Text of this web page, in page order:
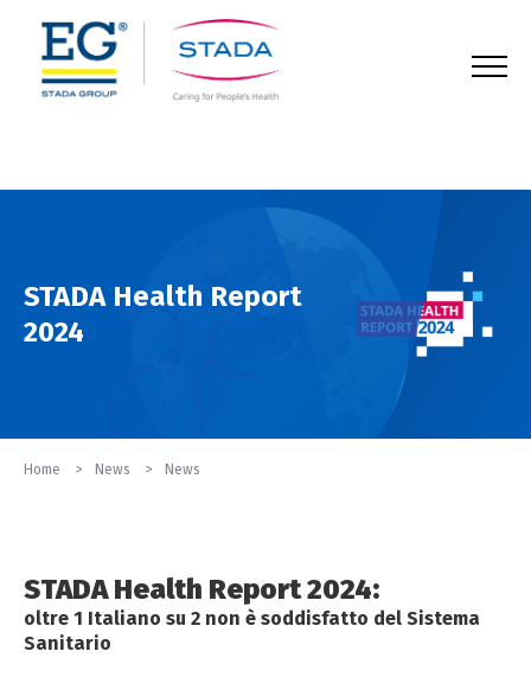
STADA Health Report
2024
Home News News
STADA Health Report 2024:
oltre 1 Italiano su 2 non è soddisfatto del Sistema
Sanitario